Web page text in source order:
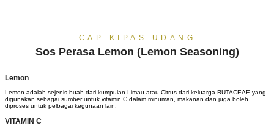
CAP KIPAS UDANG
Sos Perasa Lemon (Lemon Seasoning)
Lemon
Lemon adalah sejenis buah dari kumpulan Limau atau Citrus dari keluarga RUTACEAE yang
digunakan sebagai sumber untuk vitamin C dalam minuman, makanan dan juga boleh
diproses untuk pelbagai kegunaan lain.
VITAMIN C